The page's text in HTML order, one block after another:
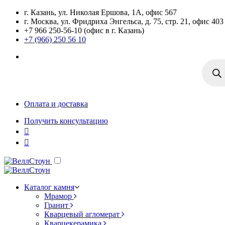
г. Казань, ул. Николая Ершова, 1А, офис 567
г. Москва, ул. Фридриха Энгельса, д. 75, стр. 21, офис 403
+7 966 250-56-10 (офис в г. Казань)
+7 (966) 250 56 10
Оплата и доставка
Получить консультацию
Каталог камня
Мрамор
Гранит
Кварцевый агломерат
Кварцекерамика